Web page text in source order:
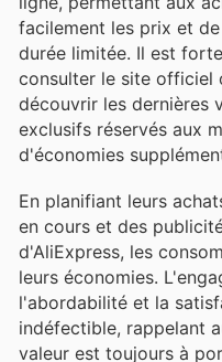
facilement les prix et
durée limitée. Il est
consulter le site officiel
découvrir les dernières
exclusifs réservés aux
d'économies
En planifiant leurs
en cours et des
d'AliExpress, les
leurs économies.
l'abordabilité et la
indéfectible, rappelant
valeur est toujours à